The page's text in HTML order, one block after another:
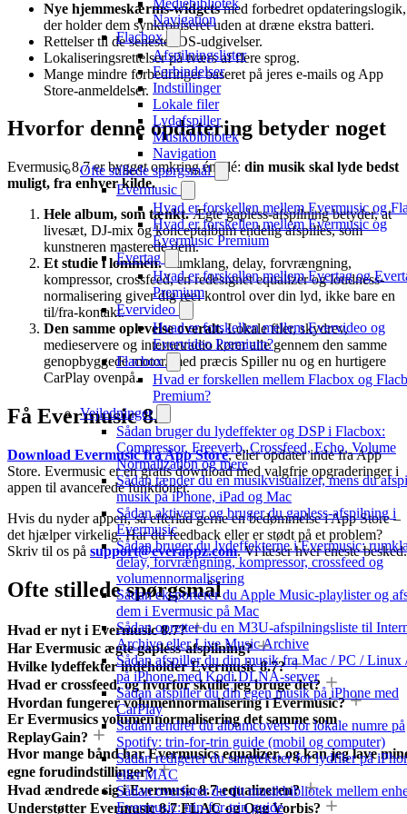
Mediebibliotek
Navigation
Flacbox
Afspilningslister
Forbindelser
Indstillinger
Lokale filer
Lydafspiller
Musikbibliotek
Navigation
Ofte stillede spørgsmål
Evermusic
Hvad er forskellen mellem Evermusic og
Hvad er forskellen mellem Evermusic og
Evermusic Premium
Evertag
Hvad er forskellen mellem Evertag og
Premium
Evervideo
Hvad er forskellen mellem Evervideo og
Evervideo Premium?
Flacbox
Hvad er forskellen mellem Flacbox og
Premium?
Vejledninger
Sådan bruger du lydeffekter og DSP i Flacbox:
Compressor, Freeverb, Crossfeed, Echo, Volume
Normalization og mere
Sådan tænder du en musikvisualizer, mens du
musik på iPhone, iPad og Mac
Sådan aktiverer og bruger du gapless-afspilning i
Evermusic
Sådan bruger du lydeffekterne i Evermusic:
delay, forvrængning, kompressor, crossfeed og
volumennormalisering
Sådan eksporterer du Apple Music-playlister og
dem i Evermusic på Mac
Sådan opretter du en M3U-afspilningsliste til
Archive eller Live Music Archive
Sådan afspiller du din musik fra Mac / PC /
på iPhone med Kodi DLNA-server
Sådan afspiller du din egen musik på iPhone med
CarPlay
Sådan ændrer du albumcovers for lokale numre på
Spotify: trin-for-trin guide (mobil og computer)
Sådan redigerer du sangtekster for lydfiler på
eller MAC
Sådan overfører du dit musikbibliotek mellem
Evermusic: trin-for-trin guide
Nye hjemmeskærms-widgetsmed forbedret opdateringslogik,
der holder dem synkroniseret uden at dræne ekstra batteri.
Rettelser til de seneste iOS-udgivelser.
Lokaliseringsrettelser på tværs af flere sprog.
Mange mindre forbedringer baseret på jeres e-mails og App
Store-anmeldelser.
Hvorfor denne opdatering betyder noget
Evermusic 8.7 er bygget omkring én idé: din musik skal lyde bedst
muligt, fra enhver kilde.
Hele album, som tænkt.Ægte gapless-afspilning betyder, at
livesæt, DJ-mix og konceptalbum endelig afspilles, som
kunstneren masterede dem.
Et studie i lommen.Rumklang, delay, forvrængning,
kompressor, crossfeed, en redesignet equalizer og loudness-
normalisering giver dig reel kontrol over din lyd, ikke bare en
til/fra-kontakt.
Den samme oplevelse overalt.Lokale filer, skydrev,
medieservere og internetradio kører alle gennem den samme
genopbyggede motor, med præcis Spiller nu og en hurtigere
CarPlay ovenpå.
Få Evermusic 8.7
Download Evermusic fra App Store, eller opdater inde fra App
Store. Evermusic er en gratis download med valgfrie opgraderinger i
appen til avancerede funktioner.
Hvis du nyder appen, så efterlad gerne en bedømmelse i App Store –
det hjælper virkelig. Har du feedback eller er stødt på et problem?
Skriv til os på support@everappz.com. Vi læser hver eneste besked.
Ofte stillede spørgsmål
Hvad er nyt i Evermusic 8.7?
Har Evermusic ægte gapless-afspilning?
Hvilke lydeffekter indeholder Evermusic 8.7?
Hvad er crossfeed, og hvorfor skulle jeg bruge det?
Hvordan fungerer volumennormalisering i Evermusic?
Er Evermusics volumennormalisering det samme som
ReplayGain?
Hvor mange bånd har Evermusics equalizer, og kan jeg lave
egne forudindstillinger?
Hvad ændrede sig i Evermusic 8.7-equalizeren?
Understøtter Evermusic 8.7 FLAC og Ogg Vorbis?